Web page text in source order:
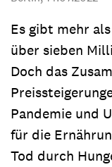
Es gibt mehr
über sieben
Doch das
Pandemie und
für die
Tod durch